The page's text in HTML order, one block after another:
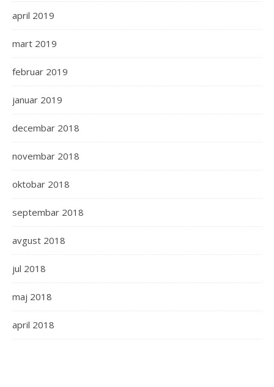
april 2019
mart 2019
februar 2019
januar 2019
decembar 2018
novembar 2018
oktobar 2018
septembar 2018
avgust 2018
jul 2018
maj 2018
april 2018